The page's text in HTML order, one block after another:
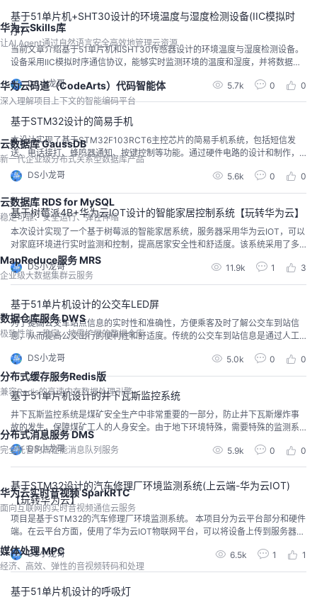
华为云Skills库
让AI Agent通过自然语言安全高效地管理云资源
华为云码道（CodeArts）代码智能体
深入理解项目上下文的智能编码平台
云数据库 GaussDB
新一代企业级分布式关系型数据库产品
云数据库 RDS for MySQL
稳定可靠、安全运行、弹性伸缩
MapReduce服务 MRS
企业级大数据集群云服务
数据仓库服务 DWS
极致性能、稳定、按需扩展的数据仓库
分布式缓存服务Redis版
兼容Redis的高速内存数据处理引擎
分布式消息服务 DMS
完全托管的高性能消息队列服务
华为云实时音视频 SparkRTC
面向互联网的实时音视频通信云服务
媒体处理 MPC
经济、高效、弹性的音视频转码和处理
基于51单片机+SHT30设计的环境温度与湿度检测设备(IIC模拟时
序)
当前文章介绍基于51单片机和SHT30传感器设计的环境温度与湿度检测设备。
设备采用IIC模拟时序通信协议，能够实时监测环境的温度和湿度，并将数据通
监测等领域。 在本项目中，使用了51单片机作为主控芯片，SHT30传感器作为
温湿度传感器，LCD显示屏作为数据显示模块。通过51单片机的GPIO口模拟IIC
DS小龙哥 5.7k 0 0
基于STM32设计的简易手机
本设计实现了基于STM32F103RCT6主控芯片的简易手机系统，包括短信发
送、电话接打、蜂鸣器通知、按键控制等功能。通过硬件电路的设计和制作，
以及软件程序的编写和调试，实现了系统的正常工作。
DS小龙哥
5.6k 0 0
基于树莓派4B+华为云IOT设计的智能家居控制系统【玩转华为云】
本次设计实现了一个基于树莓派的智能家居系统，服务器采用华为云IOT，可以
对家庭环境进行实时监测和控制，提高居家安全性和舒适度。该系统采用了多
种传感器和模块，包括温湿度传感器、烟雾传感器、火焰传感器、光敏传感
器、雨滴传感器、LED灯光控制模块、继电器控制模块等，实现了对家庭环境
的多项监测和控制功能。同时，通过服务器实现了数据的存储和可视化，方便
DS小龙哥 11.9k 1 3
基于51单片机设计的公交车LED屏
为了提高公交车站点信息的实时性和准确性，方便乘客及时了解公交车到站信
息，从而提高公交出行的便利性和舒适度。传统的公交车到站信息是通过人工
问题。当前设计基于STC89C52单片机和MAX7219点阵LED驱动模块的公交车
LED屏，通过SYN6288进行语音播报到站信息，可以更加准确地展示到站信
息，提高公交出行的效率和便利性。
DS小龙哥 5.0k 0 0
基于51单片机设计的井下瓦斯监控系统
井下瓦斯监控系统是煤矿安全生产中非常重要的一部分，防止井下瓦斯爆炸事
故的发生，保障煤矿工人的人身安全。由于地下环境特殊，需要特殊的监测系
统来实时监测瓦斯浓度等关键指标，并及时报警以便采取措施进行处理。
DS小龙哥
5.9k 0 0
基于STM32设计的汽车修理厂环境监测系统(上云端-华为云IOT)
【玩转华为云】
项目是基于STM32的汽车修理厂环境监测系统。 本项目分为云平台部分和硬件
端。在云平台方面，使用了华为云IOT物联网平台，可以将设备上传到服务器，
然后通过Qt设计的手机APP实现数据的显示，如果检测的数据阀值超标，会在
手机APP弹窗显示提醒。在硬件端方面，主控采用了STM32F103RCT6，联网
模块则是ESP8266，还选用了排风扇模块、雾化模块、水泵、蜂鸣器等设备。
DS小龙哥 6.5k 1 1
基于51单片机设计的呼吸灯